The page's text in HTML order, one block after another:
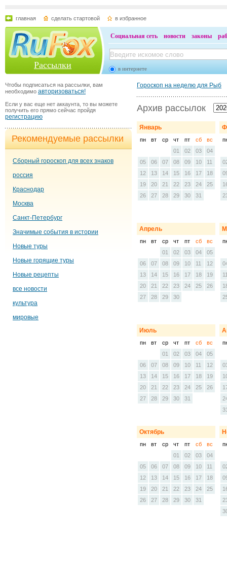
главная сделать стартовой в избранное
Рассылки
Социальная сеть новости законы
в интернете
Чтобы подписаться на рассылки, вам
необходимоавторизоваться!
Если у вас еще нет аккаунта, то вы можете
получить его прямо сейчас пройдя
регистрацию
Рекомендуемые рассылки
Сборный гороскоп для всех знаков
россия
Краснодар
Москва
Санкт-Петербург
Значимые события в истории
Новые туры
Новые горящие туры
Новые рецепты
все новости
культура
мировые
Гороскоп на неделю для Рыб
Архив рассылок
Январь
пн вт ср чт пт сб
вс
01
02 03
04
05
06 07 08 09 10
11
12
13 14 15 16 17
18
19
20 21 22 23 24
25
26
27 28 29 30 31
Апрель
пн вт ср чт пт сб
вс
01
02 03 04
05
06
07 08 09 10 11
12
13
14 15 16 17 18
19
20
21 22 23 24 25
26
27
28 29 30
Июль
пн вт ср чт пт сб
вс
01
02 03 04
05
06
07 08 09 10 11
12
13
14 15 16 17 18
19
20
21 22 23 24 25
26
27
28 29 30 31
Октябрь
пн вт ср чт пт сб
вс
01
02 03
04
05
06 07 08 09 10
11
12
13 14 15 16 17
18
19
20 21 22 23 24
25
26
27 28 29 30 31